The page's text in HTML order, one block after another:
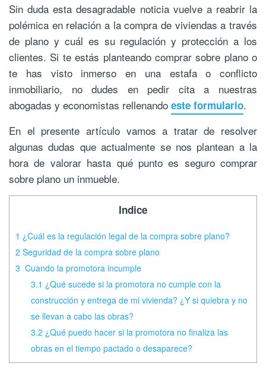
Sin duda esta desagradable noticia vuelve a reabrir la
polémica en relación a la compra de viviendas a través
de plano y cuál es su regulación y protección a los
clientes. Si te estás planteando comprar sobre plano o
te has visto inmerso en una estafa o conflicto
inmobiliario, no dudes en pedir cita a nuestras
abogadas y economistas rellenando este formulario.
En el presente artículo vamos a tratar de resolver
algunas dudas que actualmente se nos plantean a la
hora de valorar hasta qué punto es seguro comprar
sobre plano un inmueble.
Indice
1 ¿Cuál es la regulación legal de la compra sobre plano?
2 Seguridad de la compra sobre plano
3 Cuando la promotora incumple
3.1 ¿Qué sucede si la promotora no cumple con la
construcción y entrega de mi vivienda? ¿Y si quiebra y no
se llevan a cabo las obras?
3.2 ¿Qué puedo hacer si la promotora no finaliza las
obras en el tiempo pactado o desaparece?